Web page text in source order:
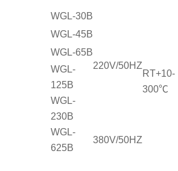
WGL-30B
220V/50HZ
RT+10-
300℃
WGL-45B
WGL-65B
WGL-
125B
WGL-
230B
WGL-
625B
380V/50HZ